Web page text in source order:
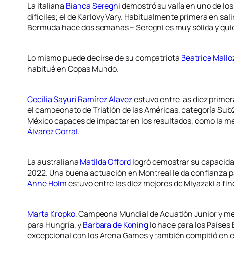
La italiana Bianca Seregnidemostró su valía en uno de
difíciles; el de Karlovy Vary. Habitualmente primera en
Bermuda hace dos semanas – Seregni es muy sólida y
Lo mismo puede decirse de su compatriota Beatrice
habitué en Copas Mundo.
Cecilia Sayuri Ramírez Alavezestuvo entre las diez
el campeonato de Triatlón de las Américas, categoría
México capaces de impactar en los resultados, como la
Álvarez Corral.
La australiana Matilda Offordlogró demostrar su
2022. Una buena actuación en Montreal le da confianza
Anne Holmestuvo entre las diez mejores de Miyazaki a
Marta Kropko, Campeona Mundial de Acuatlón Junior y
para Hungría, yBarbara de Koninglo hace para los
excepcional con los Arena Games y también compitió en